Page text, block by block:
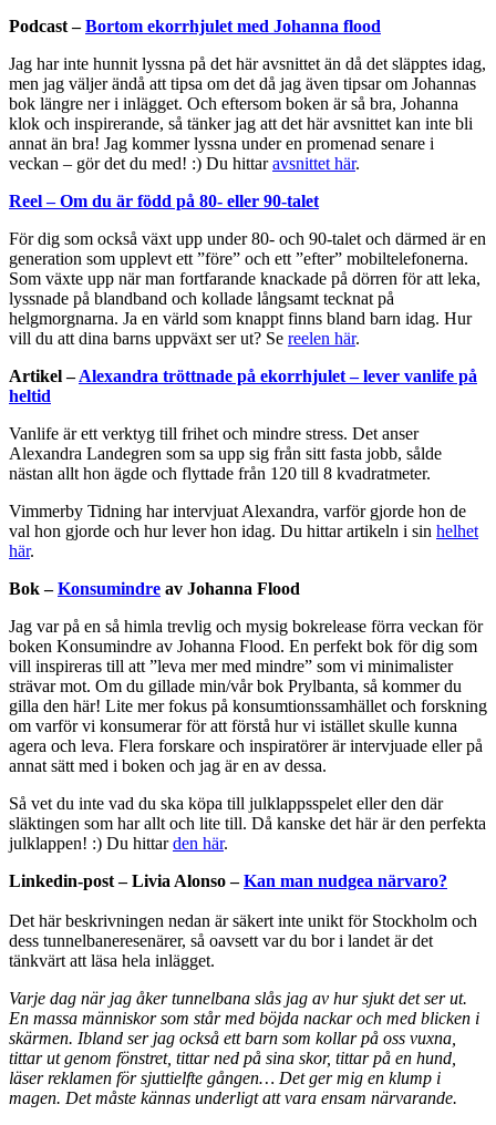
Podcast –Bortom ekorrhjulet med Johanna flood
Jag har inte hunnit lyssna på det här avsnittet än då det släpptes idag,
men jag väljer ändå att tipsa om det då jag även tipsar om Johannas
bok längre ner i inlägget. Och eftersom boken är så bra, Johanna
klok och inspirerande, så tänker jag att det här avsnittet kan inte bli
annat än bra! Jag kommer lyssna under en promenad senare i
veckan – gör det du med! :) Du hittaravsnittet här.
Reel – Om du är född på 80- eller 90-talet
För dig som också växt upp under 80- och 90-talet och därmed är en
generation som upplevt ett ”före” och ett ”efter” mobiltelefonerna.
Som växte upp när man fortfarande knackade på dörren för att leka,
lyssnade på blandband och kollade långsamt tecknat på
helgmorgnarna. Ja en värld som knappt finns bland barn idag. Hur
vill du att dina barns uppväxt ser ut? Se reelen här.
Artikel –Alexandra tröttnade på ekorrhjulet – lever vanlife på
heltid
Vanlife är ett verktyg till frihet och mindre stress. Det anser
Alexandra Landegren som sa upp sig från sitt fasta jobb, sålde
nästan allt hon ägde och flyttade från 120 till 8 kvadratmeter.
Vimmerby Tidning har intervjuat Alexandra, varför gjorde hon de
val hon gjorde och hur lever hon idag. Du hittar artikeln i sin helhet
här.
Bok –Konsumindre av Johanna Flood
Jag var på en så himla trevlig och mysig bokrelease förra veckan för
boken Konsumindre av Johanna Flood. En perfekt bok för dig som
vill inspireras till att ”leva mer med mindre” som vi minimalister
strävar mot. Om du gillade min/vår bok Prylbanta, så kommer du
gilla den här! Lite mer fokus på konsumtionssamhället och forskning
om varför vi konsumerar för att förstå hur vi istället skulle kunna
agera och leva. Flera forskare och inspiratörer är intervjuade eller på
annat sätt med i boken och jag är en av dessa.
Så vet du inte vad du ska köpa till julklappsspelet eller den där
släktingen som har allt och lite till. Då kanske det här är den perfekta
julklappen! :) Du hittarden här.
Linkedin-post – Livia Alonso –Kan man nudgea närvaro?
Det här beskrivningen nedan är säkert inte unikt för Stockholm och
dess tunnelbaneresenärer, så oavsett var du bor i landet är det
tänkvärt att läsa hela inlägget.
Varje dag när jag åker tunnelbana slås jag av hur sjukt det ser ut.
En massa människor som står med böjda nackar och med blicken i
skärmen. Ibland ser jag också ett barn som kollar på oss vuxna,
tittar ut genom fönstret, tittar ned på sina skor, tittar på en hund,
läser reklamen för sjuttielfte gången… Det ger mig en klump i
magen. Det måste kännas underligt att vara ensam närvarande.